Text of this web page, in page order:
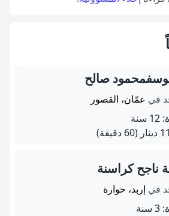
يوسفمحمود صالح
في عمّان، القصور
(60 دقيقة)
ناجح كراسنة
في إربد، حوارة